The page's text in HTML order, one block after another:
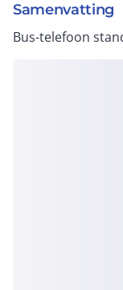
Samenvatting
Bus-telefoon